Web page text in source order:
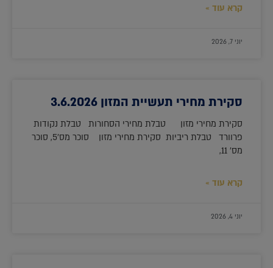
קרא עוד »
יוני 7, 2026
סקירת מחירי תעשיית המזון 3.6.2026
סקירת מחירי מזון טבלת מחירי הסחורות טבלת נקודות
פרוורד טבלת ריביות סקירת מחירי מזון סוכר מס'5, סוכר
מס' 11,
קרא עוד »
יוני 4, 2026